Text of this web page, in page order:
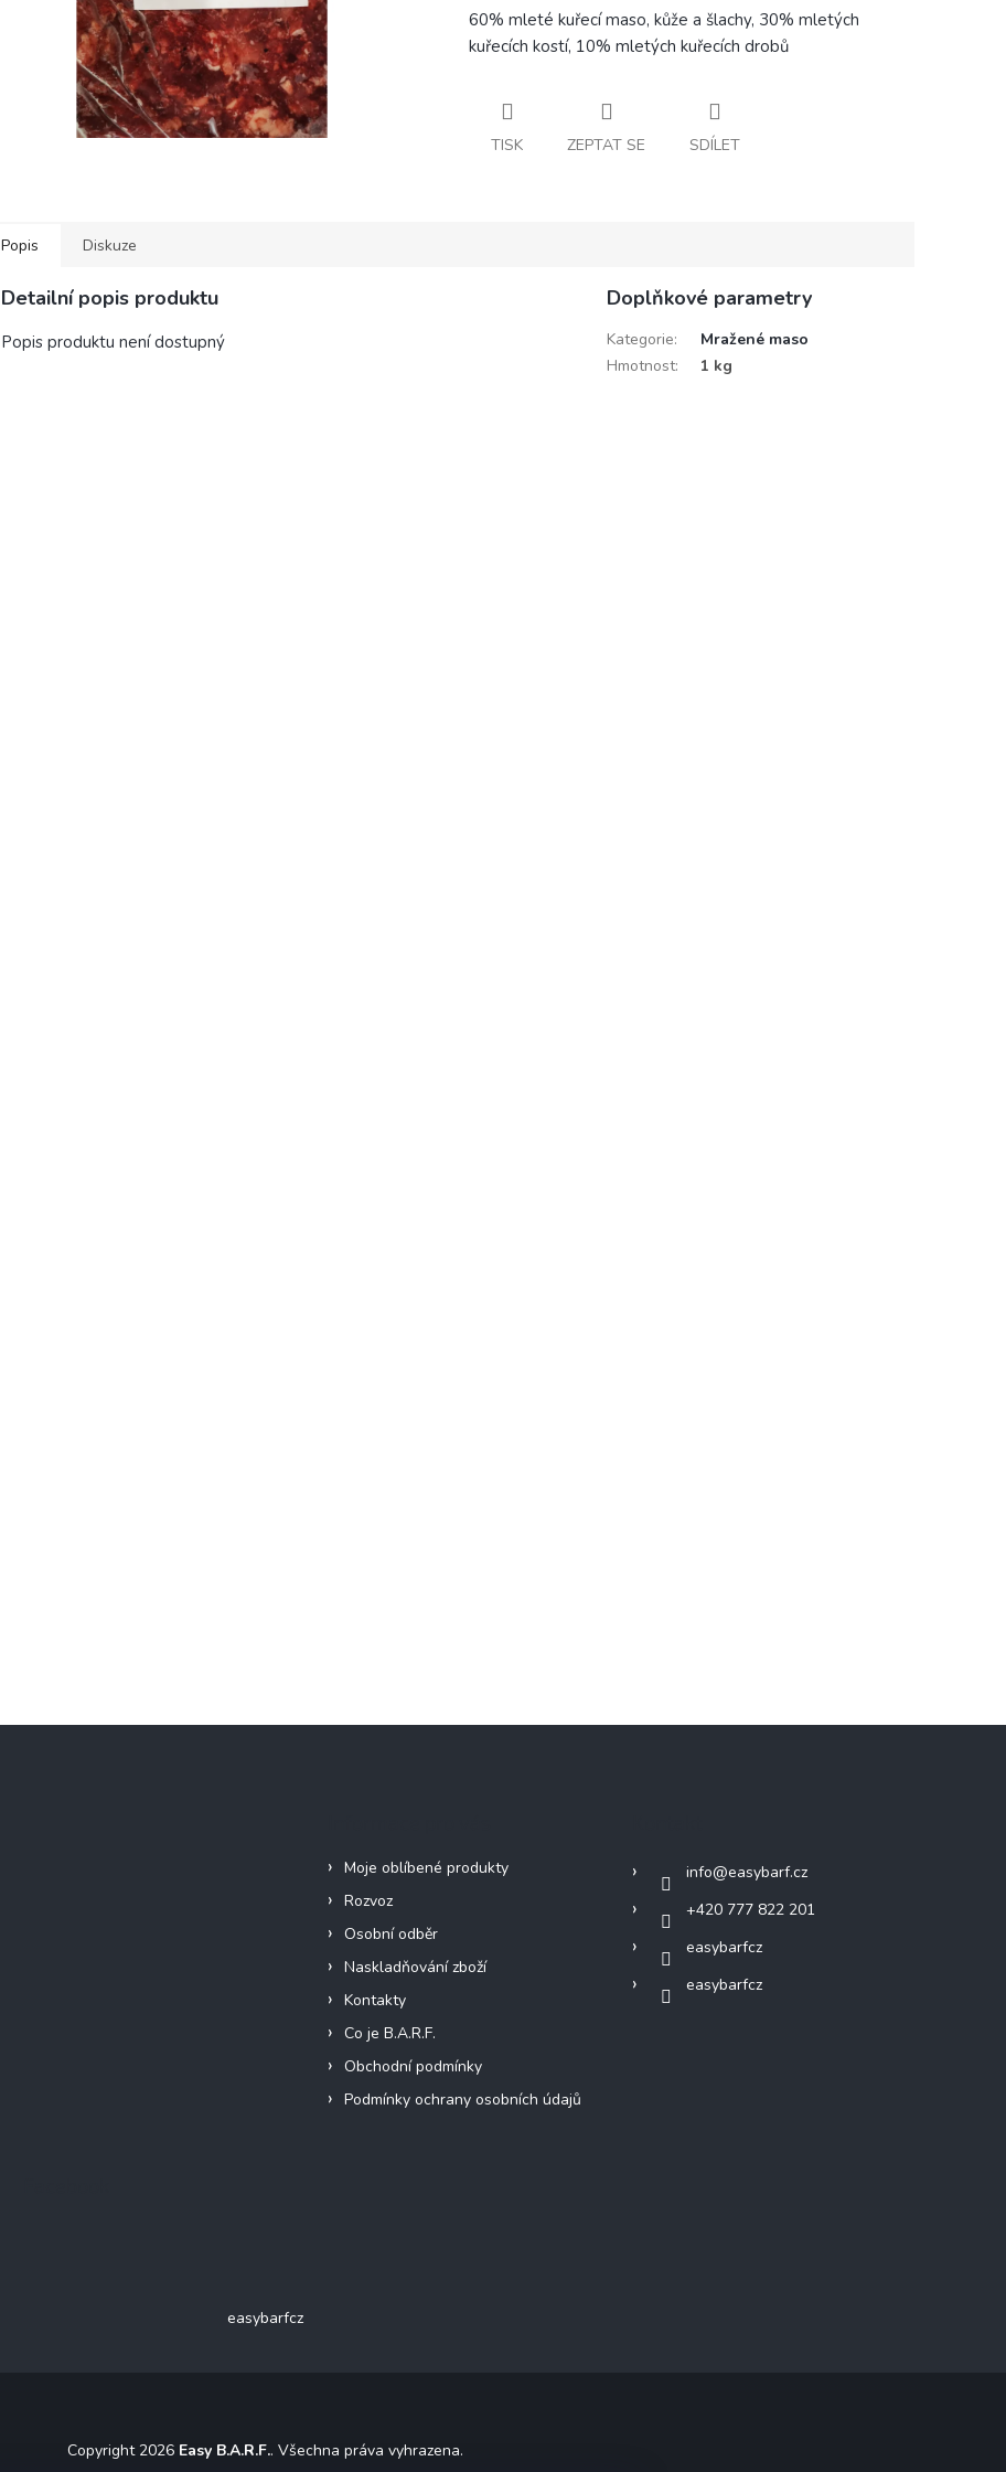
60% mleté kuřecí maso, kůže a šlachy, 30% mletých
kuřecích kostí, 10% mletých kuřecích drobů
TISK ZEPTAT SE SDÍLET
Popis Diskuze
Detailní popis produktu
Popis produktu není dostupný
Doplňkové parametry
Kategorie:
Mražené maso
Hmotnost: 1 kg
Moje oblíbené produkty
Rozvoz
Osobní odběr
Naskladňování zboží
Kontakty
Co je B.A.R.F.
Obchodní podmínky
Podmínky ochrany osobních údajů
info@easybarf.cz
+420 777 822 201
easybarfcz
easybarfcz
easybarfcz
Copyright 2026 Easy B.A.R.F.. Všechna práva vyhrazena.